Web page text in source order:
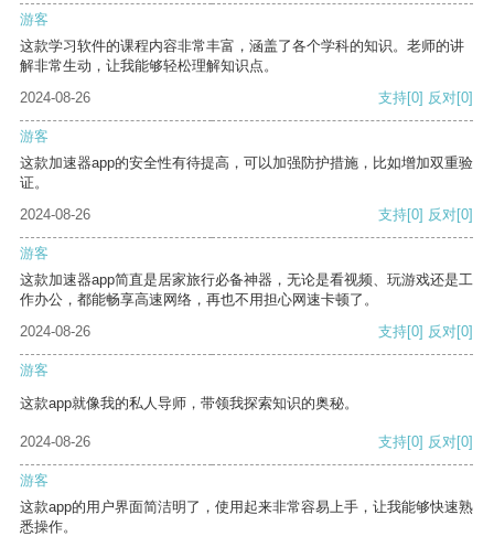
游客
这款学习软件的课程内容非常丰富，涵盖了各个学科的知识。老师的讲
解非常生动，让我能够轻松理解知识点。
2024-08-26
支持[0] 反对[0]
游客
这款加速器app的安全性有待提高，可以加强防护措施，比如增加双重验
证。
2024-08-26
支持[0] 反对[0]
游客
这款加速器app简直是居家旅行必备神器，无论是看视频、玩游戏还是工
作办公，都能畅享高速网络，再也不用担心网速卡顿了。
2024-08-26
支持[0] 反对[0]
游客
这款app就像我的私人导师，带领我探索知识的奥秘。
2024-08-26 支持[0] 反对[0]
游客
这款app的用户界面简洁明了，使用起来非常容易上手，让我能够快速熟
悉操作。